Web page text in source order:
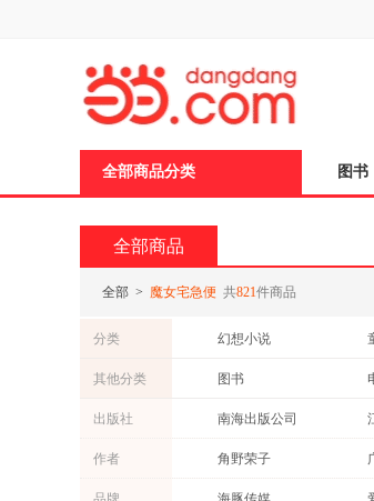
全部商品分类 图书
全部商品
全部 > 魔女宅急便 共821件商品
分类 幻想小说
其他分类 图书
出版社 南海出版公司
未来出版社
作者 角野荣子
秦好史郎
页